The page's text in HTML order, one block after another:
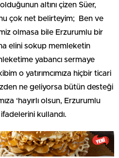
altını çizen Süer,
çok net belirteyim; Ben ve
olmasa bile Erzurumlu bir
elini sokup memleketin
yabancı sermaye
o yatırımcımıza hiçbir ticari
ne geliyorsa bütün desteği
‘hayırlı olsun, Erzurumlu
kullandı.